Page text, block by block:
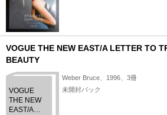
VOGUE THE NEW EAST/A LETTER TO
BEAUTY
VOGUE
THE NEW
EAST/A
Weber Bruce、1996、3冊
未開封パック